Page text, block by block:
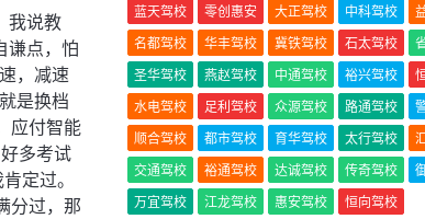
我说教
谦点，怕
，减速
是换档
应付智能
多考试
定过。
分过，那
蓝天驾校 零创惠安 大正驾校 中科驾校
名都驾校
华丰驾校 冀铁驾校 石太驾校
圣华驾校
燕赵驾校 中通驾校 裕兴驾校
水电驾校
足利驾校 众源驾校 路通驾校
顺合驾校
都市驾校 育华驾校 太行驾校
交通驾校
裕通驾校 达诚驾校 传奇驾校
万宜驾校
江龙驾校 惠安驾校 恒向驾校